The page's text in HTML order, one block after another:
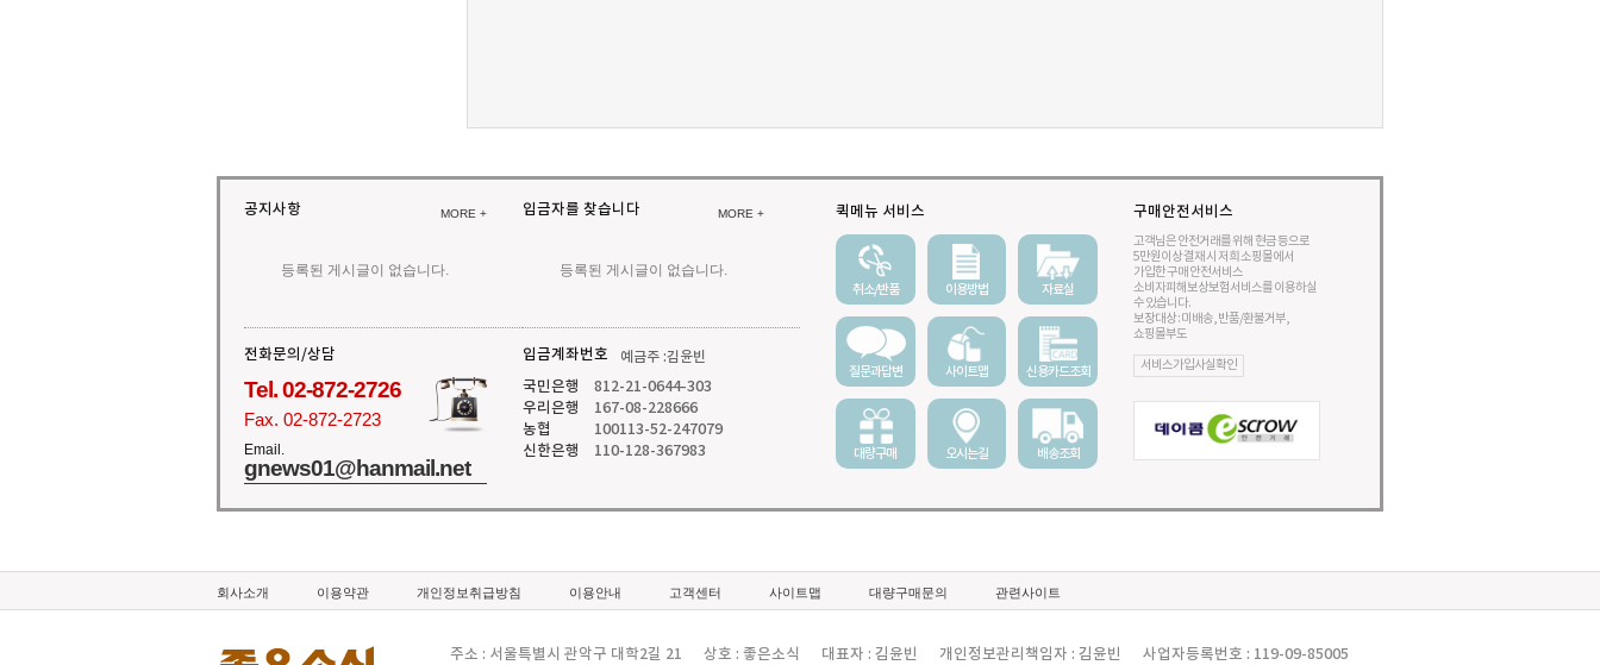
공지사항 MORE +
등록된 게시글이 없습니다.
입금자를 찾습니다 MORE +
등록된 게시글이 없습니다.
전화문의/상담
Tel. 02-872-2726
Fax. 02-872-2723
Email.
gnews01@hanmail.net
입금계좌번호 예금주 :김윤빈
국민은행
812-21-0644-303
우리은행
167-08-228666
농협
100113-52-247079
신한은행
110-128-367983
퀵메뉴 서비스
취소/반품 이용방법 자료실
질문과답변 사이트맵 신용카드조회
대량구매 오시는길 배송조회
구매안전서비스
고객님은 안전거래를 위해 현금 등으로
5만원이상 결재 시 저희 소핑몰에서
가입한 구매 안전서비스
소비자피해보상보험서비스를 이용하실
수 있습니다.
보장대상 : 미배송, 반품/환불거부,
쇼핑몰부도
서비스가입사실확인
회사소개 이용약관 개인정보취급방침 이용안내 고객센터 사이트맵 대량구매문의 관련사이트
주소 : 서울특별시 관악구 대학2길 21 상호 : 좋은소식 대표자 : 김윤빈 개인정보관리책임자 : 김윤빈
사업자등록번호 : 119-09-85005